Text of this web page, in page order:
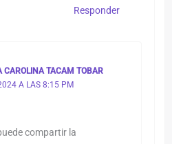
Responder
CAROLINA TACAM TOBAR
A LAS 8:15 PM
compartir la